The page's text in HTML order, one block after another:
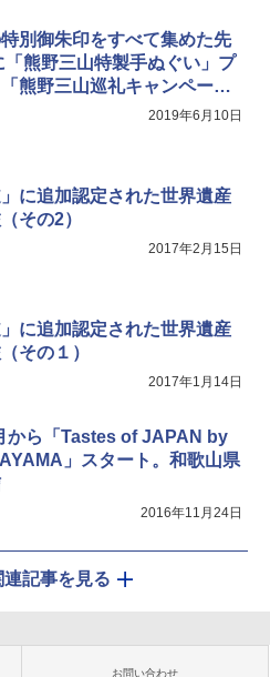
別御朱印をすべて集めた先
「熊野三山特製手ぬぐい」プ
熊野三山巡礼キャンペー
2019年6月10日
」に追加認定された世界遺産
その2）
2017年2月15日
」に追加認定された世界遺産
その１）
2017年1月14日
から「Tastes of JAPAN by
」スタート。和歌山県
2016年11月24日
連記事を見る
お問い合わせ